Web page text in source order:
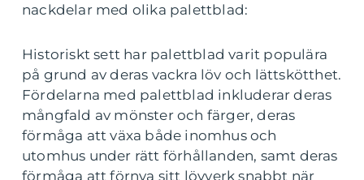
nackdelar med olika palettblad:
Historiskt sett har palettblad varit populära
på grund av deras vackra löv och lättskötthet.
Fördelarna med palettblad inkluderar deras
mångfald av mönster och färger, deras
förmåga att växa både inomhus och
utomhus under rätt förhållanden, samt deras
förmåga att förnya sitt lövverk snabbt när